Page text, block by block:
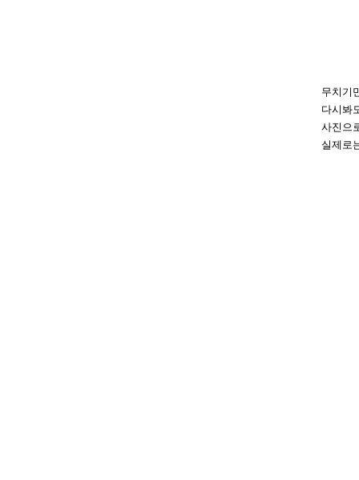
무치기
다시봐
사진으
실제로